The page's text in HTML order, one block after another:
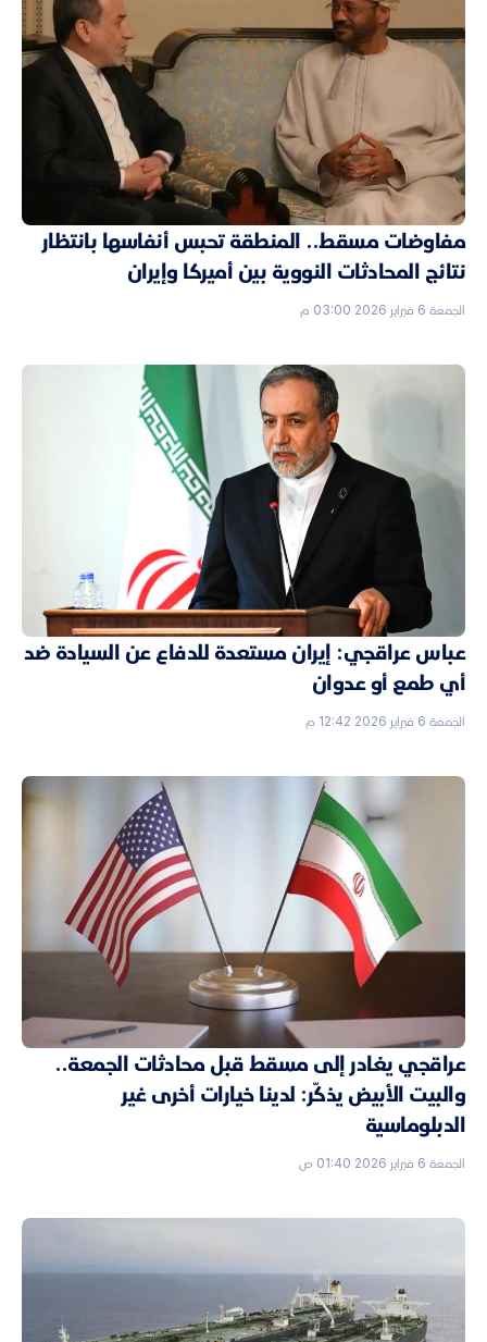
مفاوضات مسقط.. المنطقة تحبس أنفاسها بانتظار
نتائج المحادثات النووية بين أميركا وإيران
الجمعة 6 فبراير 2026 03:00 م
عباس عراقجي: إيران مستعدة للدفاع عن السيادة ضد
أي طمع أو عدوان
الجمعة 6 فبراير 2026 12:42 م
عراقجي يغادر إلى مسقط قبل محادثات الجمعة..
والبيت الأبيض يذكّر: لدينا خيارات أخرى غير
الدبلوماسية
الجمعة 6 فبراير 2026 01:40 ص